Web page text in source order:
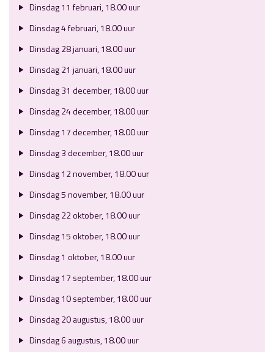
Dinsdag 11 februari, 18.00 uur
Dinsdag 4 februari, 18.00 uur
Dinsdag 28 januari, 18.00 uur
Dinsdag 21 januari, 18.00 uur
Dinsdag 31 december, 18.00 uur
Dinsdag 24 december, 18.00 uur
Dinsdag 17 december, 18.00 uur
Dinsdag 3 december, 18.00 uur
Dinsdag 12 november, 18.00 uur
Dinsdag 5 november, 18.00 uur
Dinsdag 22 oktober, 18.00 uur
Dinsdag 15 oktober, 18.00 uur
Dinsdag 1 oktober, 18.00 uur
Dinsdag 17 september, 18.00 uur
Dinsdag 10 september, 18.00 uur
Dinsdag 20 augustus, 18.00 uur
Dinsdag 6 augustus, 18.00 uur